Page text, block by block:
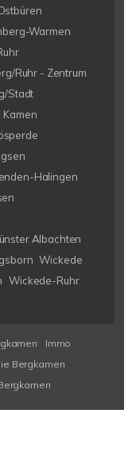
Warmen
Ruhr - Zentrum
Stadt
Kamen
Halingen
Albachten
Wickede
Wickede-Ruhr
Immo
Bergkamen